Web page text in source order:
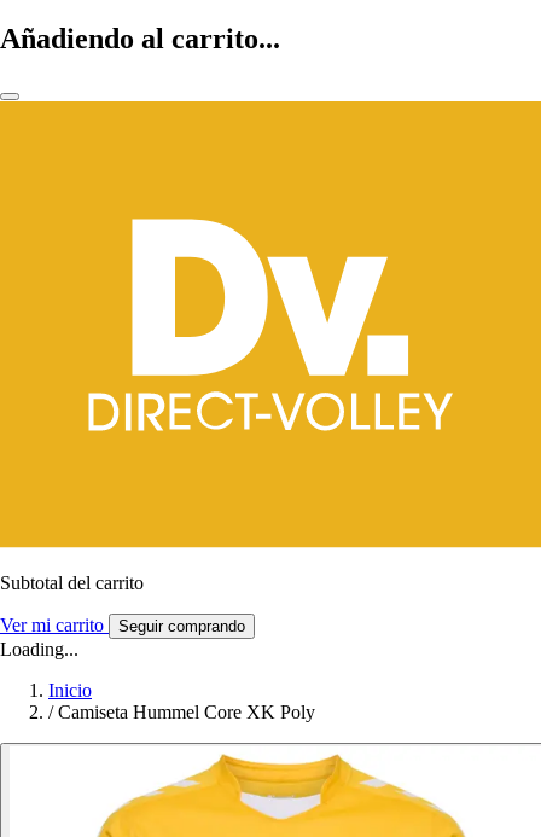
Añadiendo al carrito...
Subtotal del carrito
Ver mi carrito Seguir comprando
Loading...
Inicio
/ Camiseta Hummel Core XK Poly